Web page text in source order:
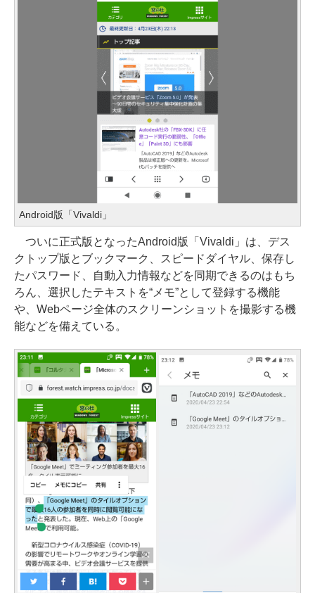
Android版「Vivaldi」
ついに正式版となったAndroid版「Vivaldi」は、デス
クトップ版とブックマーク、スピードダイヤル、保存し
たパスワード、自動入力情報などを同期できるのはもち
ろん、選択したテキストを“メモ”として登録する機能
や、Webページ全体のスクリーンショットを撮影する機
能などを備えている。